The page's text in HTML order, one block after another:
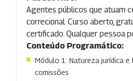
Agentes públicos que atuam
correcional. Curso aberto,
certificado. Qualquer pessoa
Conteúdo Programático:
Módulo 1: Natureza jurídica e
comissões